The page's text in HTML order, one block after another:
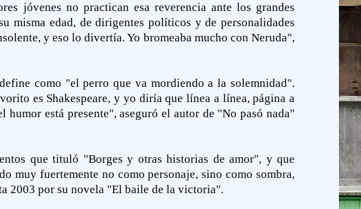
jóvenes no practican esa reverencia ante los grandes
misma edad, de dirigentes políticos y de personalidades
y eso lo divertía. Yo bromeaba mucho con Neruda",
como "el perro que va mordiendo a la solemnidad".
es Shakespeare, y yo diría que línea a línea, página a
está presente", aseguró el autor de "No pasó nada"
que tituló "Borges y otras historias de amor", y que
muy fuertemente no como personaje, sino como sombra,
2003 por su novela "El baile de la victoria".